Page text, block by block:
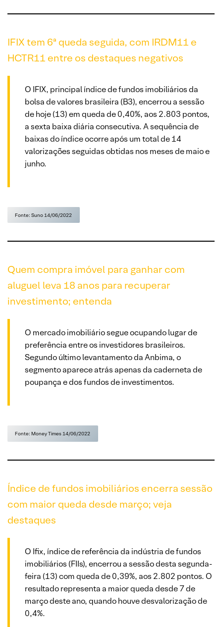
IFIX tem 6ª queda seguida, com IRDM11 e
HCTR11 entre os destaques negativos
O IFIX, principal índice de fundos imobiliários da
bolsa de valores brasileira (B3), encerrou a sessão
de hoje (13) em queda de 0,40%, aos 2.803 pontos,
a sexta baixa diária consecutiva. A sequência de
baixas do índice ocorre após um total de 14
valorizações seguidas obtidas nos meses de maio e
junho.
Fonte: Suno 14/06/2022
Quem compra imóvel para ganhar com
aluguel leva 18 anos para recuperar
investimento; entenda
O mercado imobiliário segue ocupando lugar de
preferência entre os investidores brasileiros.
Segundo último levantamento da Anbima, o
segmento aparece atrás apenas da caderneta de
poupança e dos fundos de investimentos.
Fonte: Money Times 14/06/2022
Índice de fundos imobiliários encerra sessão
com maior queda desde março; veja
destaques
O Ifix, índice de referência da indústria de fundos
imobiliários (FIIs), encerrou a sessão desta segunda-
feira (13) com queda de 0,39%, aos 2.802 pontos. O
resultado representa a maior queda desde 7 de
março deste ano, quando houve desvalorização de
0,4%.